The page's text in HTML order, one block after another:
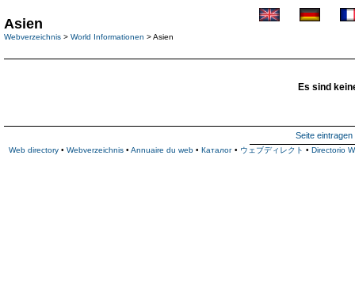
Asien
Webverzeichnis > World Informationen > Asien
Es sind
Seite eintragen
Web directory • Webverzeichnis • Annuaire du web • Каталог • ウェブディレクト • Directorio